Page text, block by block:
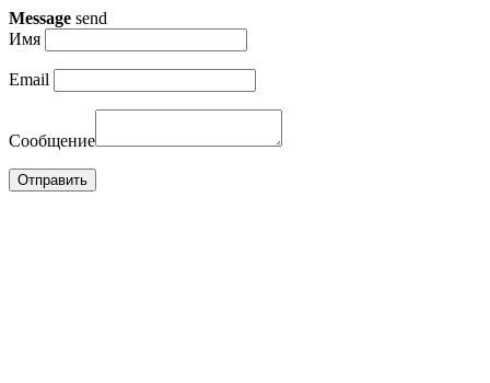
Message send
Имя
Email
Сообщение
Отправить